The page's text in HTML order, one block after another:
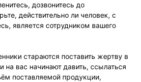
дозвонитесь до
действительно ли человек, с
является сотрудником вашего
стараются поставить жертву в
на вас начинают давить, ссылаться
поставляемой продукции,